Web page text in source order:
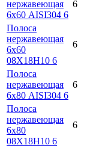
нержавеющая
6х60 AISI304 6
6
Полоса
нержавеющая
6х60
08Х18Н10 6
6
Полоса
нержавеющая
6х80 AISI304 6
6
Полоса
нержавеющая
6х80
08Х18Н10 6
6